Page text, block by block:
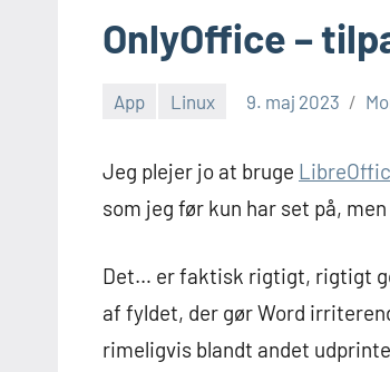
OnlyOffice –
App Linux 9. maj 2023
Jeg plejer jo at bruge
som jeg før kun har set på,
Det… er faktisk rigtigt, rigtigt
af fyldet, der gør Word
rimeligvis blandt andet